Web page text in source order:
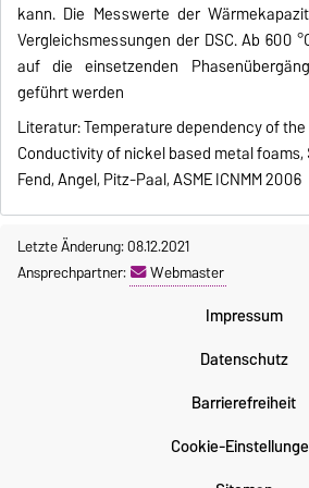
kann. Die Messwerte der
Vergleichsmessungen der DSC. Ab 600
auf die einsetzenden
geführt werden
Literatur: Temperature dependency of
Conductivity of nickel based metal foams,
Fend, Angel, Pitz-Paal, ASME ICNMM 2006
Letzte Änderung: 08.12.2021
Ansprechpartner:
Webmaster
Impressum
Datenschutz
Barrierefreiheit
Cookie-